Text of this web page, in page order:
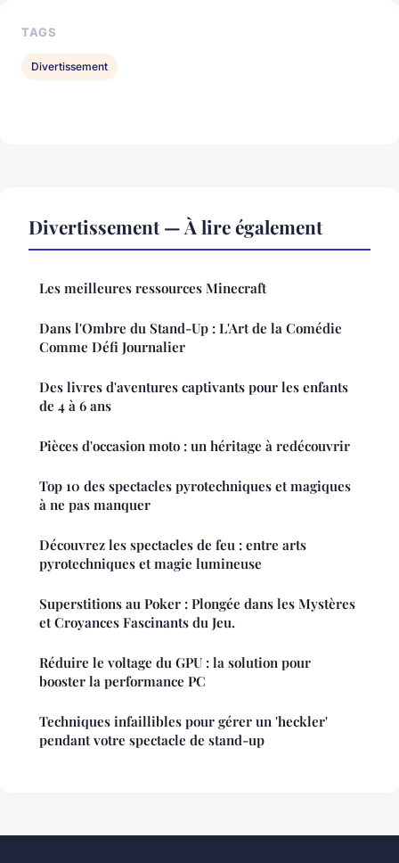
TAGS
Divertissement
Divertissement — À lire également
Les meilleures ressources Minecraft
Dans l'Ombre du Stand-Up : L'Art de la Comédie
Comme Défi Journalier
Des livres d'aventures captivants pour les enfants
de 4 à 6 ans
Pièces d'occasion moto : un héritage à redécouvrir
Top 10 des spectacles pyrotechniques et magiques
à ne pas manquer
Découvrez les spectacles de feu : entre arts
pyrotechniques et magie lumineuse
Superstitions au Poker : Plongée dans les Mystères
et Croyances Fascinants du Jeu.
Réduire le voltage du GPU : la solution pour
booster la performance PC
Techniques infaillibles pour gérer un 'heckler'
pendant votre spectacle de stand-up